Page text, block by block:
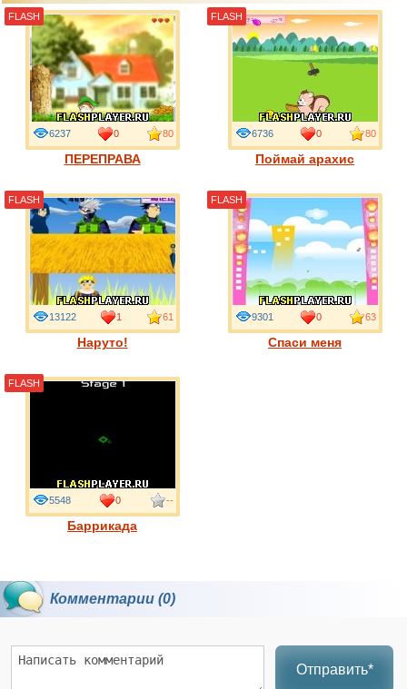
ПЕРЕПРАВА
6237 0 80
FLASH
Поймай арахис
6736 0 80
FLASH
Наруто!
13122 1 61
FLASH
Спаси меня
9301 0 63
FLASH
Баррикада
5548 0 --
FLASH
Комментарии (0)
Отправить*